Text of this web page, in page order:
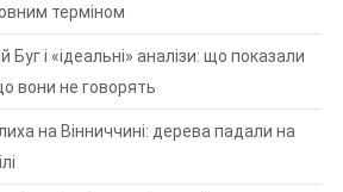
терміном
і «ідеальні» аналізи: що показали
вони не говорять
на Вінниччині: дерева падали на